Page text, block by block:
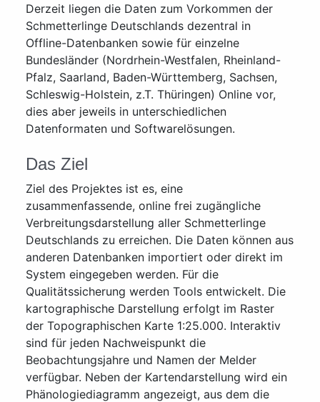
Derzeit liegen die Daten zum Vorkommen der
Schmetterlinge Deutschlands dezentral in
Offline-Datenbanken sowie für einzelne
Bundesländer (Nordrhein-Westfalen, Rheinland-
Pfalz, Saarland, Baden-Württemberg, Sachsen,
Schleswig-Holstein, z.T. Thüringen) Online vor,
dies aber jeweils in unterschiedlichen
Datenformaten und Softwarelösungen.
Das Ziel
Ziel des Projektes ist es, eine
zusammenfassende, online frei zugängliche
Verbreitungsdarstellung aller Schmetterlinge
Deutschlands zu erreichen. Die Daten können aus
anderen Datenbanken importiert oder direkt im
System eingegeben werden. Für die
Qualitätssicherung werden Tools entwickelt. Die
kartographische Darstellung erfolgt im Raster
der Topographischen Karte 1:25.000. Interaktiv
sind für jeden Nachweispunkt die
Beobachtungsjahre und Namen der Melder
verfügbar. Neben der Kartendarstellung wird ein
Phänologiediagramm angezeigt, aus dem die